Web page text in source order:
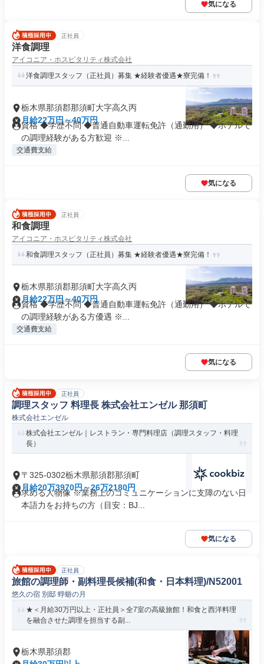
気になる
正社員
洋食調理
アイコニア・ホスピタリティ株式会社
洋食調理スタッフ（正社員）募集 ★経験者優遇★寮完備！
栃木県那須郡那須町大字高久丙
月給22万円～40万円
資格 ◆学歴不問 ◆普通自動車運転免許（通勤用） ◆ホテルで
の調理経験がある方歓迎 ※...
交通費支給
気になる
正社員
和食調理
アイコニア・ホスピタリティ株式会社
和食調理スタッフ（正社員）募集 ★経験者優遇★寮完備！
栃木県那須郡那須町大字高久丙
月給22万円～40万円
資格 ◆学歴不問 ◆普通自動車運転免許（通勤用） ◆ホテルで
の調理経験がある方優遇 ※...
交通費支給
気になる
正社員
調理スタッフ 料理長 株式会社エンゼル 那須町
株式会社エンゼル
株式会社エンゼル｜レストラン・専門料理店（調理スタッフ・料理
長）
〒325-0302栃木県那須郡那須町
月給20万3970円～26万2180円
求める人物像 ※業務上のコミュニケーションに支障のない日
本語力をお持ちの方（目安：BJ...
気になる
正社員
旅館の調理師・副料理長候補(和食・日本料理)/N52001
悠久の宿 別邸 蜉蝣の月
★＜月給30万円以上・正社員＞全7室の高級旅館！和食と西洋料理
を融合させた調理を担当する副...
栃木県那須郡